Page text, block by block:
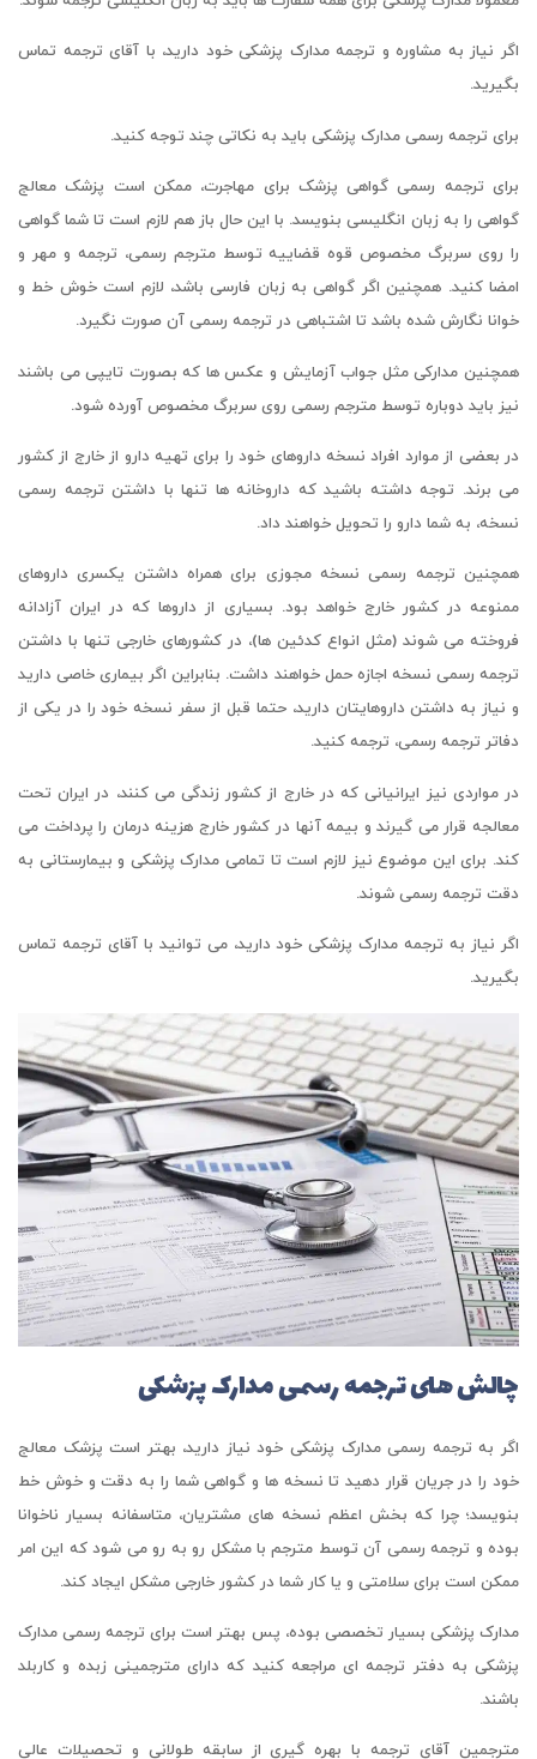
اگر نیاز به مشاوره و ترجمه مدارک پزشکی خود دارید، با آقای ترجمه تماس
بگیرید.
برای ترجمه رسمی مدارک پزشکی باید به نکاتی چند توجه کنید.
برای ترجمه رسمی گواهی پزشک برای مهاجرت، ممکن است پزشک معالج
گواهی را به زبان انگلیسی بنویسد. با این حال باز هم لازم است تا شما گواهی
را روی سربرگ مخصوص قوه قضاییه توسط مترجم رسمی، ترجمه و مهر و
امضا کنید. همچنین اگر گواهی به زبان فارسی باشد، لازم است خوش خط و
خوانا نگارش شده باشد تا اشتباهی در ترجمه رسمی آن صورت نگیرد.
همچنین مدارکی مثل جواب آزمایش و عکس ها که بصورت تایپی می باشند
نیز باید دوباره توسط مترجم رسمی روی سربرگ مخصوص آورده شود.
در بعضی از موارد افراد نسخه داروهای خود را برای تهیه دارو از خارج از کشور
می برند. توجه داشته باشید که داروخانه ها تنها با داشتن ترجمه رسمی
نسخه، به شما دارو را تحویل خواهند داد.
همچنین ترجمه رسمی نسخه مجوزی برای همراه داشتن یکسری داروهای
ممنوعه در کشور خارج خواهد بود. بسیاری از داروها که در ایران آزادانه
فروخته می شوند (مثل انواع کدئین ها)، در کشورهای خارجی تنها با داشتن
ترجمه رسمی نسخه اجازه حمل خواهند داشت. بنابراین اگر بیماری خاصی دارید
و نیاز به داشتن داروهایتان دارید، حتما قبل از سفر نسخه خود را در یکی از
دفاتر ترجمه رسمی، ترجمه کنید.
در مواردی نیز ایرانیانی که در خارج از کشور زندگی می کنند، در ایران تحت
معالجه قرار می گیرند و بیمه آنها در کشور خارج هزینه درمان را پرداخت می
کند. برای این موضوع نیز لازم است تا تمامی مدارک پزشکی و بیمارستانی به
دقت ترجمه رسمی شوند.
اگر نیاز به ترجمه مدارک پزشکی خود دارید، می توانید با آقای ترجمه تماس
بگیرید.
چالش های ترجمه رسمی مدارک پزشکی
اگر به ترجمه رسمی مدارک پزشکی خود نیاز دارید، بهتر است پزشک معالج
خود را در جریان قرار دهید تا نسخه ها و گواهی شما را به دقت و خوش خط
بنویسد؛ چرا که بخش اعظم نسخه های مشتریان، متاسفانه بسیار ناخوانا
بوده و ترجمه رسمی آن توسط مترجم با مشکل رو به رو می شود که این امر
ممکن است برای سلامتی و یا کار شما در کشور خارجی مشکل ایجاد کند.
مدارک پزشکی بسیار تخصصی بوده، پس بهتر است برای ترجمه رسمی مدارک
پزشکی به دفتر ترجمه ای مراجعه کنید که دارای مترجمینی زبده و کاربلد
باشند.
مترجمین آقای ترجمه با بهره گیری از سابقه طولانی و تحصیلات عالی